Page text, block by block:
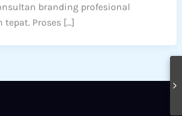
branding profesional
tepat. Proses […]